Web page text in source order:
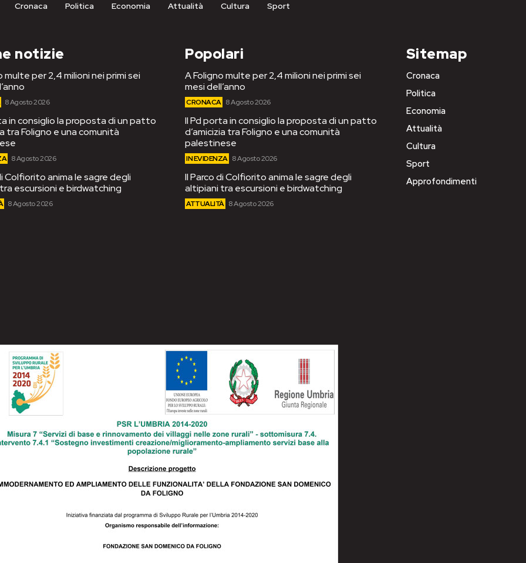
Cronaca Politica Economia Attualità Cultura Sport
notizie
multe per 2,4 milioni nei primi sei
8 Agosto 2026
in consiglio la proposta di un patto
tra Foligno e una comunità
8 Agosto 2026
Colfiorito anima le sagre degli
escursioni e birdwatching
8 Agosto 2026
Popolari
A Foligno multe per 2,4 milioni nei primi sei
mesi dell’anno
CRONACA 8 Agosto 2026
Il Pd porta in consiglio la proposta di un patto
d’amicizia tra Foligno e una comunità
palestinese
IN EVIDENZA 8 Agosto 2026
Il Parco di Colfiorito anima le sagre degli
altipiani tra escursioni e birdwatching
ATTUALITÀ 8 Agosto 2026
Sitemap
Cronaca
Politica
Economia
Attualità
Cultura
Sport
Approfondimenti